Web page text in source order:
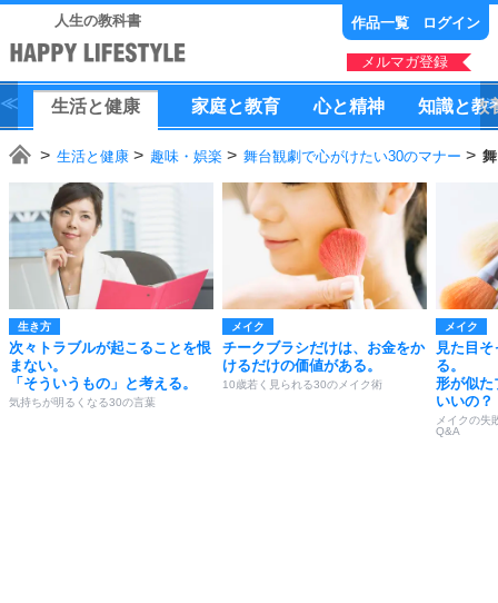
人生の教科書 作品一覧 ログイン
メルマガ登録
生活と健康 家庭と教育 心と精神 知識と教
生活と健康 趣味・娯楽 舞台観劇で心がけたい30のマナー
生き方
次々トラブルが起こることを恨
まない。
「そういうもの」と考える。
気持ちが明るくなる30の言葉
メイク
チークブラシだけは、お金をか
けるだけの価値がある。
10歳若く見られる30のメイク術
メイク
見た目
る。
形が似た
いいの？
メイクの失
Q&A